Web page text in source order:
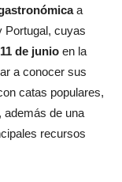
a
Portugal, cuyas
de junio en la
a conocer sus
catas populares,
además de una
recursos